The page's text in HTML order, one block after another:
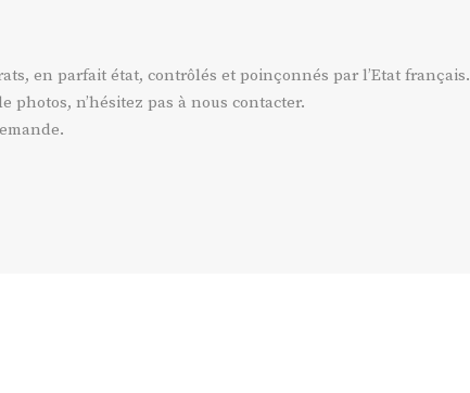
en parfait état, contrôlés et poinçonnés par l’Etat français.
photos, n’hésitez pas à nous contacter.